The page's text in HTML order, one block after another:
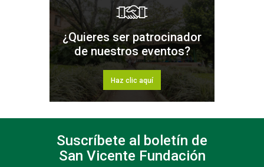
¿Quieres ser patrocinador
de nuestros eventos?
Haz clic aquí
Suscríbete al boletín de
San Vicente Fundación